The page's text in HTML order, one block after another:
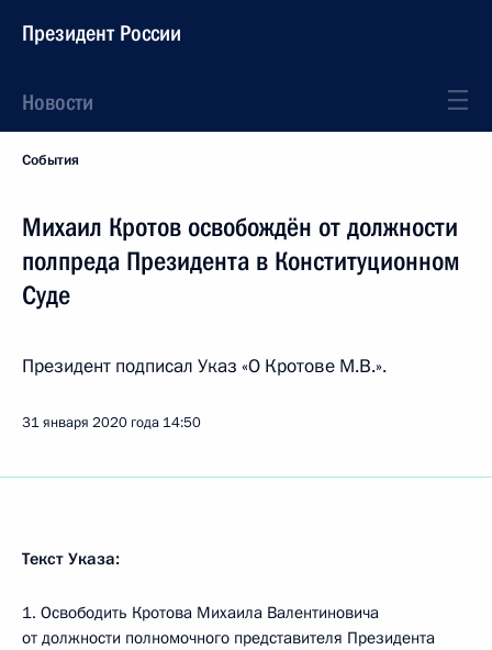
Президент России
Новости
События
Михаил Кротов освобождён от должности
полпреда Президента в Конституционном
Суде
Президент подписал Указ «О Кротове М.В.».
31 января 2020 года 14:50
Текст Указа:
1. Освободить Кротова Михаила Валентиновича
от должности полномочного представителя Президента